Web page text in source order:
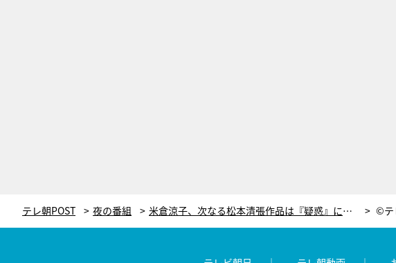
テレ朝POST 夜の番組 米倉涼子、次なる松本清張作品は『疑惑』に決定！初共演の“悪女”黒木華と対峙 ©テ